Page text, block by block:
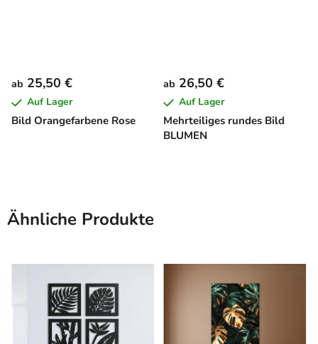
Bild Orangefarbene Rose
ab 25,50 €
Auf Lager
Mehrteiliges rundes Bild
BLUMEN
ab 26,50 €
Auf Lager
Ähnliche Produkte